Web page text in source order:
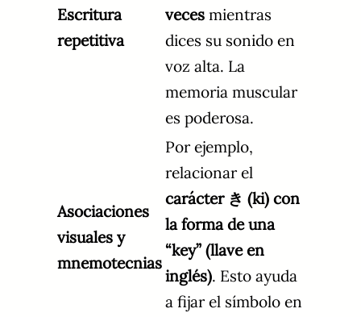
Escritura
repetitiva
veces mientras
dices su sonido en
voz alta. La
memoria muscular
es poderosa.
Asociaciones
visuales y
mnemotecnias
Por ejemplo,
relacionar el
carácter き (ki) con
la forma de una
“key” (llave en
inglés). Esto ayuda
a fijar el símbolo en